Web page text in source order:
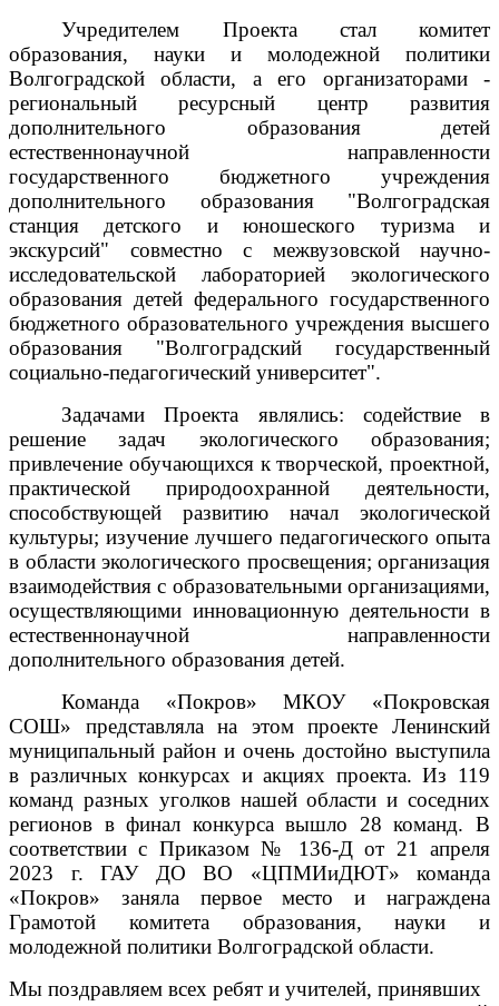
Учредителем Проекта стал комитет
образования, науки и молодежной политики
Волгоградской области, а его организаторами -
региональный ресурсный центр развития
дополнительного образования детей
естественнонаучной направленности
государственного бюджетного учреждения
дополнительного образования "Волгоградская
станция детского и юношеского туризма и
экскурсий" совместно с межвузовской научно-
исследовательской лабораторией экологического
образования детей федерального государственного
бюджетного образовательного учреждения высшего
образования "Волгоградский государственный
социально-педагогический университет".
Задачами Проекта являлись: содействие в
решение задач экологического образования;
привлечение обучающихся к творческой, проектной,
практической природоохранной деятельности,
способствующей развитию начал экологической
культуры; изучение лучшего педагогического опыта
в области экологического просвещения; организация
взаимодействия с образовательными организациями,
осуществляющими инновационную деятельности в
естественнонаучной направленности
дополнительного образования детей.
Команда «Покров» МКОУ «Покровская
СОШ» представляла на этом проекте Ленинский
муниципальный район и очень достойно выступила
в различных конкурсах и акциях проекта. Из 119
команд разных уголков нашей области и соседних
регионов в финал конкурса вышло 28 команд. В
соответствии с Приказом № 136-Д от 21 апреля
2023 г. ГАУ ДО ВО «ЦПМИиДЮТ» команда
«Покров» заняла первое место и награждена
Грамотой комитета образования, науки и
молодежной политики Волгоградской области.
Мы поздравляем всех ребят и учителей, принявших